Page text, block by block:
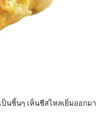
นชิ้นๆ เห็นชีสไหลเยิ่มออกมา